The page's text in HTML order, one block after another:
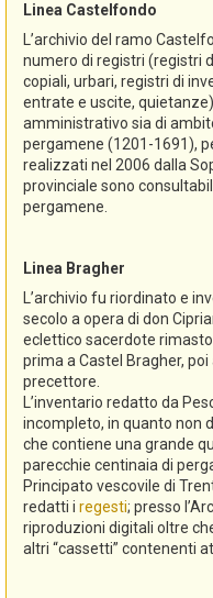
Linea Castelfondo
L’archivio del ramo
numero di registri (registri
copiali, urbari, registri di
entrate e uscite,
amministrativo sia di
pergamene (1201-1691),
realizzati nel 2006 dalla
provinciale sono
pergamene.
Linea Bragher
L’archivio fu riordinato e
secolo a opera di don
eclettico sacerdote
prima a Castel Bragher,
precettore.
L’inventario redatto da
incompleto, in quanto non
che contiene una grande
parecchie centinaia di
Principato vescovile di
redatti i regesti; presso
riproduzioni digitali oltre
altri “cassetti” contenenti